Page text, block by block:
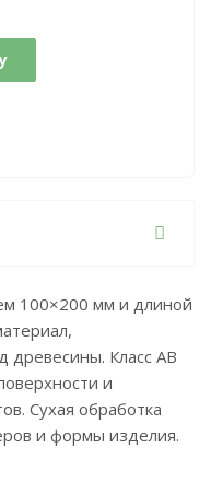
100×200 мм и длиной
древесины. Класс АВ
и
Сухая обработка
и формы изделия.